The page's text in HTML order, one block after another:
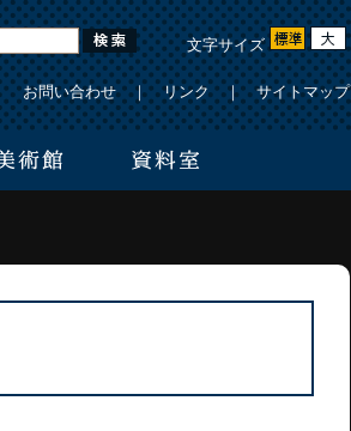
文字サイズ
お問い合わせ｜リンク｜サイトマップ